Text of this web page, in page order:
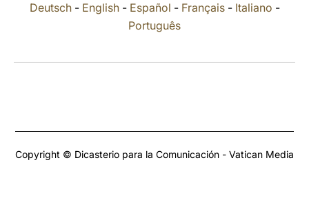
Deutsch- English- Español - Français- Italiano -
Português
Copyright © Dicasterio para la Comunicación - Vatican Media